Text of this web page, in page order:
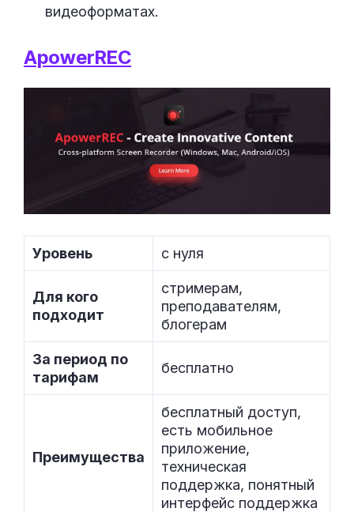
видеоформатах.
ApowerREC
Уровень с нуля
Для кого
подходит
стримерам,
преподавателям,
блогерам
За период по
тарифам
бесплатно
Преимущества
бесплатный доступ,
есть мобильное
приложение,
техническая
поддержка, понятный
интерфейс поддержка